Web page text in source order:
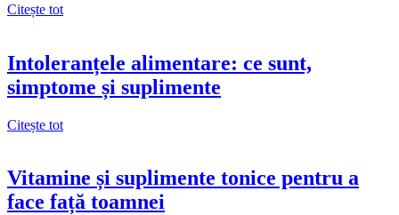
Citește tot
Intoleranțele alimentare: ce sunt,
simptome și suplimente
Citește tot
Vitamine și suplimente tonice pentru a
face față toamnei